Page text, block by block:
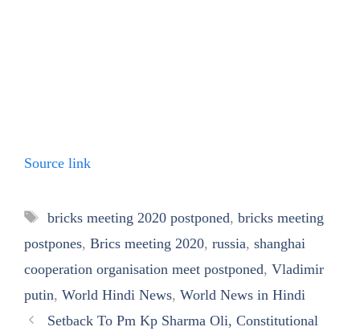
Source link
Tags
bricks meeting 2020 postponed, bricks meeting
postpones, Brics meeting 2020, russia, shanghai
cooperation organisation meet postponed, Vladimir
putin, World Hindi News, World News in Hindi
Setback To Pm Kp Sharma Oli, Constitutional